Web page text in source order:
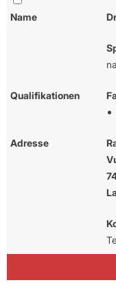
Name
Qualifikationen
Adresse